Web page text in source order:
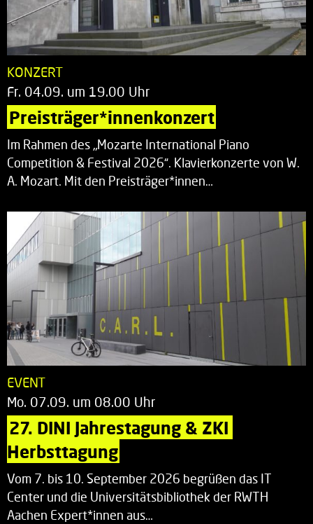
KONZERT
Fr. 04.09. um 19.00 Uhr
Preisträger*innenkonzert
Im Rahmen des „Mozarte International Piano
Competition & Festival 2026“. Klavierkonzerte von W.
A. Mozart. Mit den Preisträger*innen…
EVENT
Mo. 07.09. um 08.00 Uhr
27. DINI Jahrestagung & ZKI
Herbsttagung
Vom 7. bis 10. September 2026 begrüßen das IT
Center und die Universitätsbibliothek der RWTH
Aachen Expert*innen aus…